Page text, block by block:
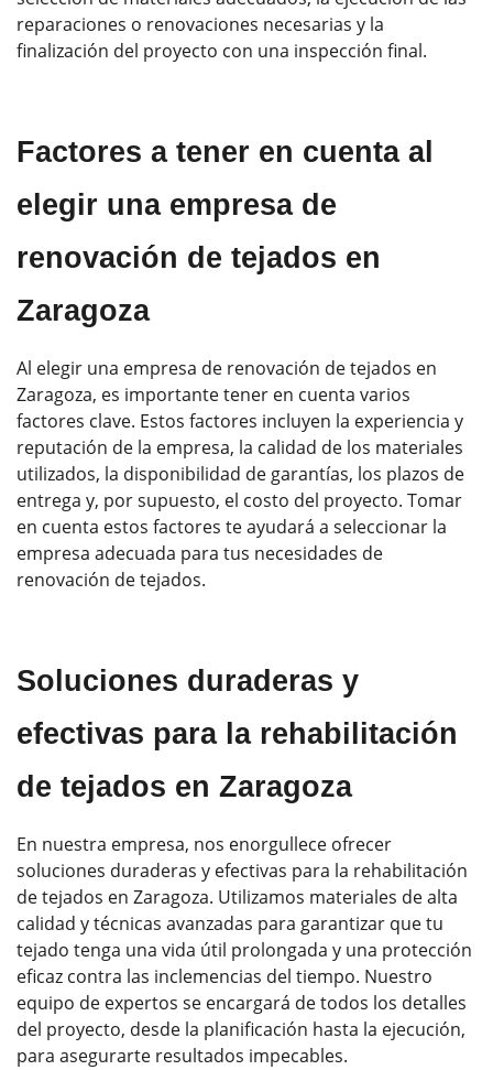
reparaciones o renovaciones necesarias y la
finalización del proyecto con una inspección final.
Factores a tener en cuenta al
elegir una empresa de
renovación de tejados en
Zaragoza
Al elegir una empresa de renovación de tejados en
Zaragoza, es importante tener en cuenta varios
factores clave. Estos factores incluyen la experiencia y
reputación de la empresa, la calidad de los materiales
utilizados, la disponibilidad de garantías, los plazos de
entrega y, por supuesto, el costo del proyecto. Tomar
en cuenta estos factores te ayudará a seleccionar la
empresa adecuada para tus necesidades de
renovación de tejados.
Soluciones duraderas y
efectivas para la rehabilitación
de tejados en Zaragoza
En nuestra empresa, nos enorgullece ofrecer
soluciones duraderas y efectivas para la rehabilitación
de tejados en Zaragoza. Utilizamos materiales de alta
calidad y técnicas avanzadas para garantizar que tu
tejado tenga una vida útil prolongada y una protección
eficaz contra las inclemencias del tiempo. Nuestro
equipo de expertos se encargará de todos los detalles
del proyecto, desde la planificación hasta la ejecución,
para asegurarte resultados impecables.